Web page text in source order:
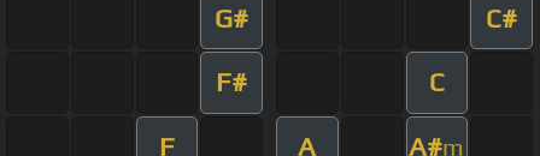
G# C#
F# C
F A A#m